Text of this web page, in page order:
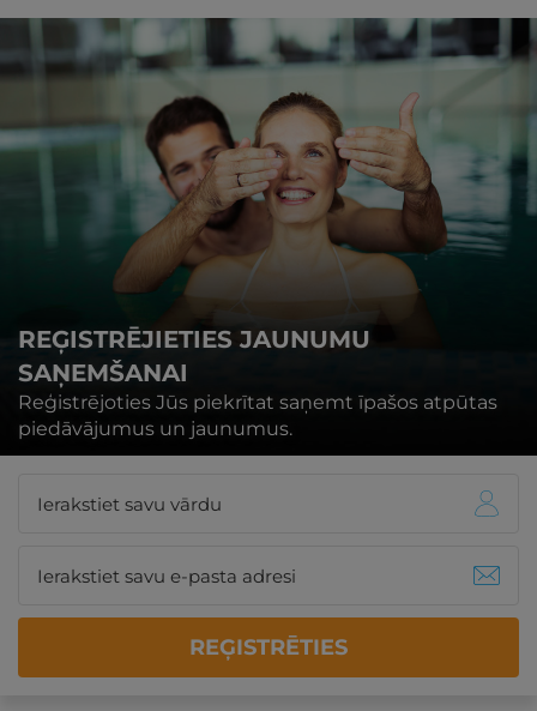
REĢISTRĒJIETIES JAUNUMU
SAŅEMŠANAI
Reģistrējoties Jūs piekrītat saņemt īpašos atpūtas
piedāvājumus un jaunumus.
REĢISTRĒTIES